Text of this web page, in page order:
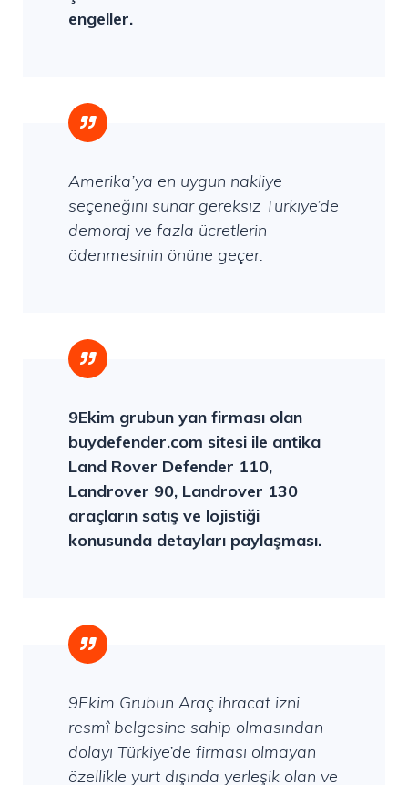
engeller.
Amerika’ya en uygun nakliye
seçeneğini sunar gereksiz Türkiye’de
demoraj ve fazla ücretlerin
ödenmesinin önüne geçer.
9Ekim grubun yan firması olan
buydefender.com sitesi ile antika
Land Rover Defender 110,
Landrover 90, Landrover 130
araçların satış ve lojistiği
konusunda detayları paylaşması.
9Ekim Grubun Araç ihracat izni
resmî belgesine sahip olmasından
dolayı Türkiye’de firması olmayan
özellikle yurt dışında yerleşik olan ve